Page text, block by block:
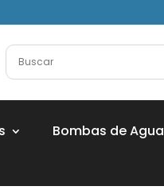
Bombas de Agua